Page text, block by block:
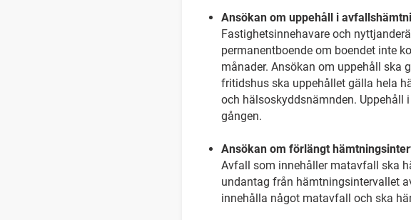
Ansökan om uppehåll i
Fastighetsinnehavare och
permanentboende om boendet inte
månader. Ansökan om uppehåll ska
fritidshus ska uppehållet gälla hela
och hälsoskyddsnämnden. Uppehåll
gången.
Ansökan om förlängt
Avfall som innehåller matavfall ska
undantag från hämtningsintervallet
innehålla något matavfall och ska